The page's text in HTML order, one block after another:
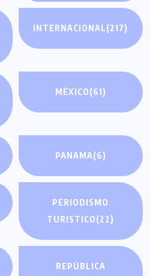
INTERNACIONAL(217)
MÉXICO(61)
PANAMA(6)
PERIODISMO
TURISTICO(22)
REPÚBLICA